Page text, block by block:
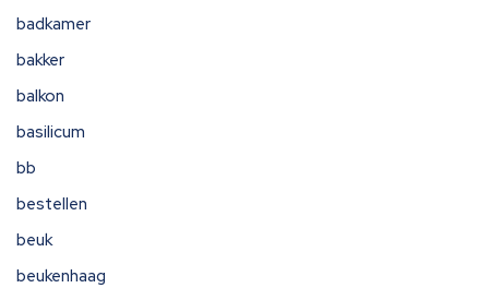
badkamer
bakker
balkon
basilicum
bb
bestellen
beuk
beukenhaag